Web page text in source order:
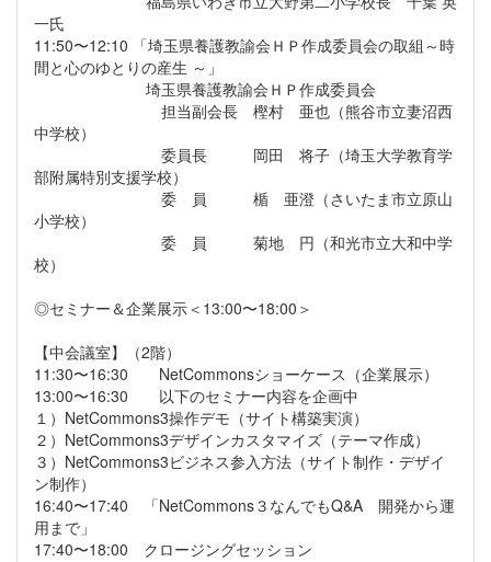
一氏
11:50〜12:10 「埼玉県養護教諭会ＨＰ作成委員会の取組～時
間と心のゆとりの産生 ～」
埼玉県養護教諭会ＨＰ作成委員会
担当副会長 樫村 亜也（熊谷市立妻沼西
中学校）
委員長 岡田 将子（埼玉大学教育学
部附属特別支援学校）
委 員 楯 亜澄（さいたま市立原山
小学校）
委 員 菊地 円（和光市立大和中学
校）
◎セミナー＆企業展示＜13:00〜18:00＞
【中会議室】（2階）
11:30〜16:30 NetCommonsショーケース（企業展示）
13:00〜16:30 以下のセミナー内容を企画中
１）NetCommons3操作デモ（サイト構築実演）
２）NetCommons3デザインカスタマイズ（テーマ作成）
３）NetCommons3ビジネス参入方法（サイト制作・デザイ
ン制作）
16:40〜17:40 「NetCommons３なんでもQ&A 開発から運
用まで」
17:40〜18:00 クロージングセッション